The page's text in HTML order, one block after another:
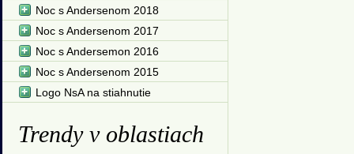
Noc s Andersenom 2018
Noc s Andersenom 2017
Noc s Andersemon 2016
Noc s Andersenom 2015
Logo NsA na stiahnutie
Trendy v oblastiach